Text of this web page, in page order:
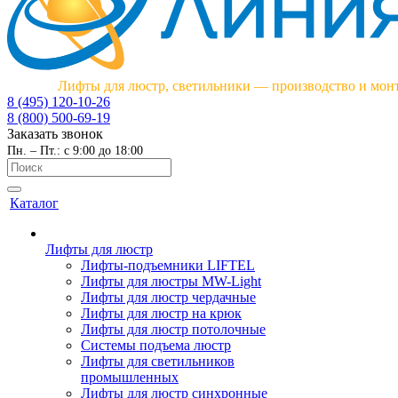
Лифты для люстр, светильники — производство и
8 (495) 120-10-26
8 (800) 500-69-19
Заказать звонок
Пн. – Пт.: с 9:00 до 18:00
Каталог
Лифты для люстр
Лифты-подъемники LIFTEL
Лифты для люстры MW-Light
Лифты для люстр чердачные
Лифты для люстр на крюк
Лифты для люстр потолочные
Системы подъема люстр
Лифты для светильников
промышленных
Лифты для люстр синхронные